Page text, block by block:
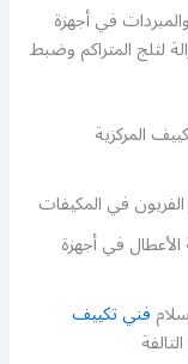
في أجهزة
لثلج المتراكم وضبط
المركزية
في المكيفات
في أجهزة
فني تكييف